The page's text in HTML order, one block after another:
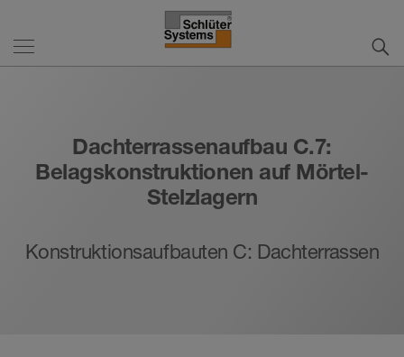
Dachterrassenaufbau C.7:
Belagskonstruktionen auf Mörtel-
Stelzlagern
Konstruktionsaufbauten C: Dachterrassen